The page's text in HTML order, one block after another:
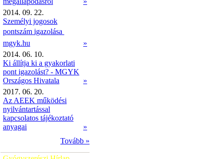
2014. 09. 22.
Személyi jogosok
pontszám igazolása 
mgyk.hu
»
2014. 06. 10.
Ki állítja ki a gyakorlati
pont igazolást? - MGYK
Országos Hivatala
»
2017. 06. 20.
Az AEEK működési
nyilvántartással
kapcsolatos tájékoztató
anyagai
»
Tovább »